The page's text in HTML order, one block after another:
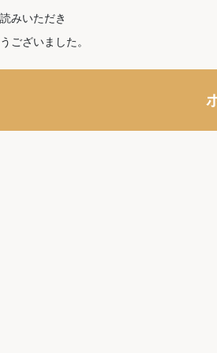
みいただき
ございました。